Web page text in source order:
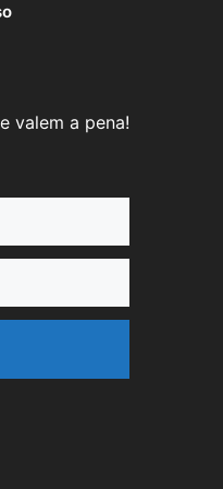
valem a pena!